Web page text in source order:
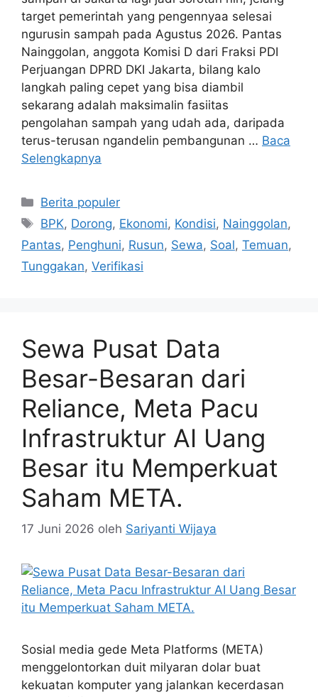
target pemerintah yang pengennyaa selesai
ngurusin sampah pada Agustus 2026. Pantas
Nainggolan, anggota Komisi D dari Fraksi PDI
Perjuangan DPRD DKI Jakarta, bilang kalo
langkah paling cepet yang bisa diambil
sekarang adalah maksimalin fasiitas
pengolahan sampah yang udah ada, daripada
terus-terusan ngandelin pembangunan … Baca
Selengkapnya
Kategori
Berita populer
Tag
BPK, Dorong, Ekonomi, Kondisi, Nainggolan,
Pantas, Penghuni, Rusun, Sewa, Soal, Temuan,
Tunggakan, Verifikasi
Sewa Pusat Data
Besar-Besaran dari
Reliance, Meta Pacu
Infrastruktur AI Uang
Besar itu Memperkuat
Saham META.
17 Juni 2026 oleh Sariyanti Wijaya
Sosial media gede Meta Platforms (META)
menggelontorkan duit milyaran dolar buat
kekuatan komputer yang jalankan kecerdasan